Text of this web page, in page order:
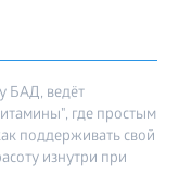
БАД, ведёт
где простым
поддерживать свой
изнутри при